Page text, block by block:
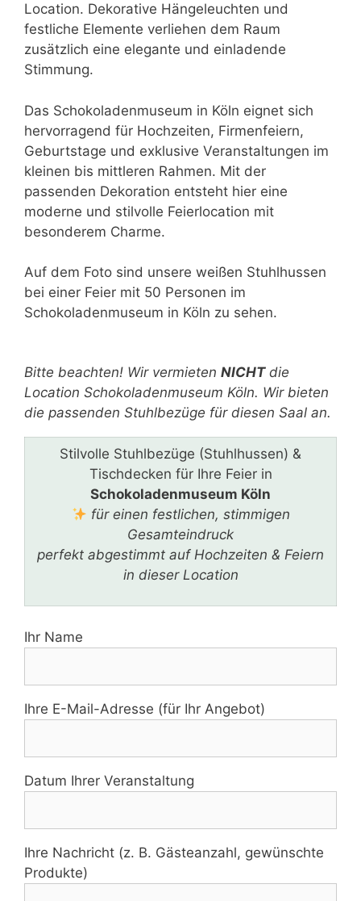
Location. Dekorative Hängeleuchten und
festliche Elemente verliehen dem Raum
zusätzlich eine elegante und einladende
Stimmung.
Das Schokoladenmuseum in Köln eignet sich
hervorragend für Hochzeiten, Firmenfeiern,
Geburtstage und exklusive Veranstaltungen im
kleinen bis mittleren Rahmen. Mit der
passenden Dekoration entsteht hier eine
moderne und stilvolle Feierlocation mit
besonderem Charme.
Auf dem Foto sind unsere weißen Stuhlhussen
bei einer Feier mit 50 Personen im
Schokoladenmuseum in Köln zu sehen.
Bitte beachten! Wir vermieten NICHTdie
Location Schokoladenmuseum Köln. Wir bieten
die passenden Stuhlbezüge für diesen Saal an.
Stilvolle Stuhlbezüge (Stuhlhussen) &
Tischdecken für Ihre Feier in
Schokoladenmuseum Köln
für einen festlichen, stimmigen
Gesamteindruck
perfekt abgestimmt auf Hochzeiten & Feiern
in dieser Location
Ihr Name
Ihre E-Mail-Adresse (für Ihr Angebot)
Datum Ihrer Veranstaltung
Ihre Nachricht (z. B. Gästeanzahl, gewünschte
Produkte)